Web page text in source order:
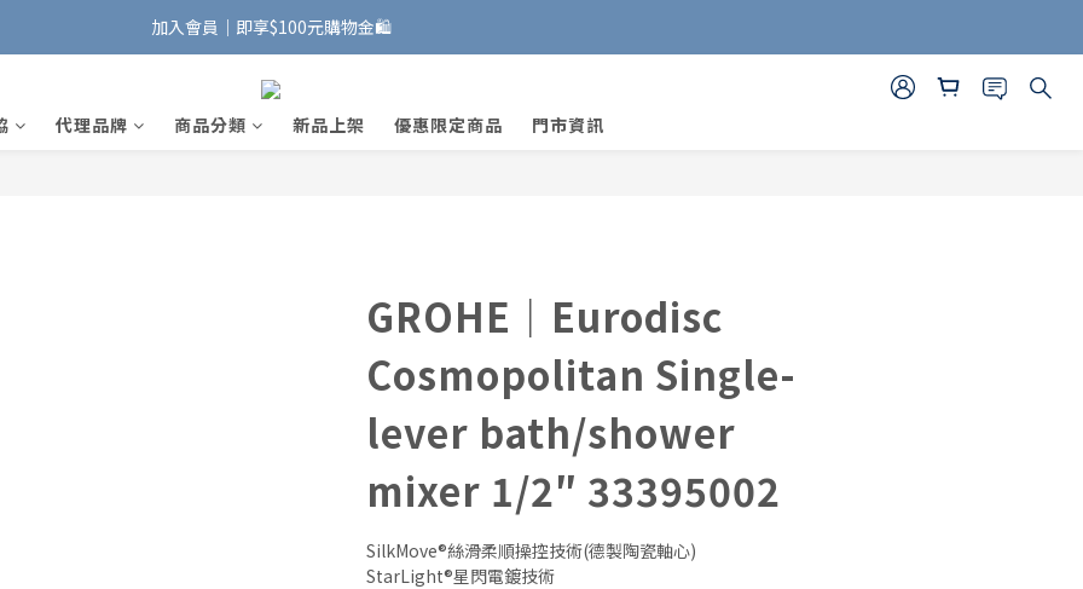
加入會員｜即享$100元購物金🛍️
加入會員｜即享$100元購物金🛍️
安裝維修服務｜Line ID @885wywfl
好友募集中｜官方Line ID @746aztjp
代理品牌 商品分類 新品上架 優惠限定商品 門市資訊
GROHE｜Eurodisc
Cosmopolitan Single-
lever bath/shower
mixer 1/2″ 33395002
SilkMove®絲滑柔順操控技術(德製陶瓷軸心)
StarLight®星閃電鍍技術